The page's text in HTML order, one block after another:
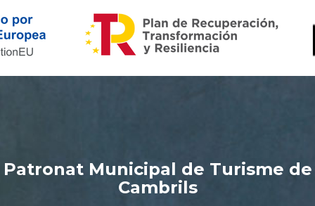
Patronat Municipal de Turisme de
Cambrils